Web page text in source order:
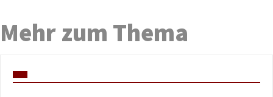
Mehr zum Thema